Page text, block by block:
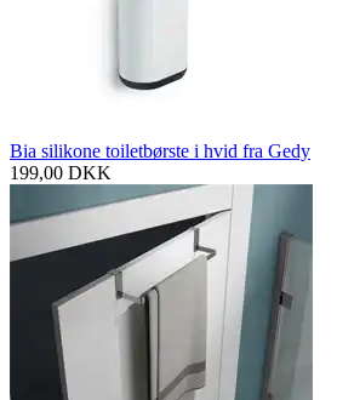
Bia silikone toiletbørste i hvid fra Gedy
199,00 DKK